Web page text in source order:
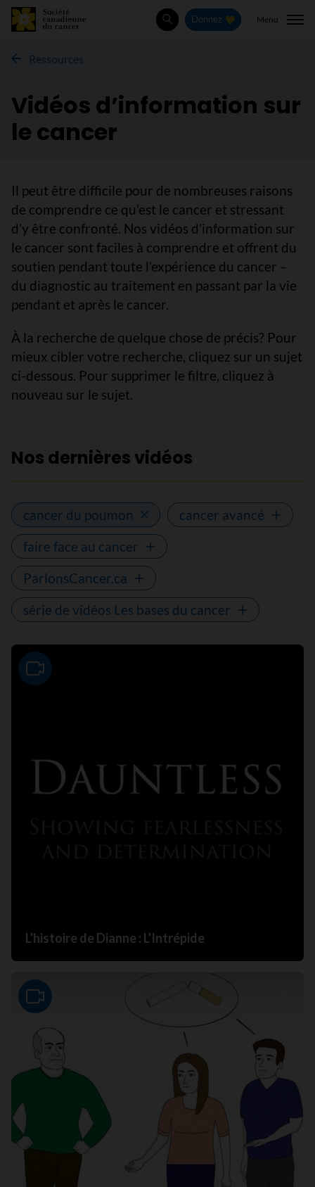
Rechercher
Donnez Menu
Ressources
Vidéos d’information sur
le cancer
Il peut être difficile pour de nombreuses raisons
de comprendre ce qu’est le cancer et stressant
d’y être confronté. Nos vidéos d’information sur
le cancer sont faciles à comprendre et offrent du
soutien pendant toute l’expérience du cancer –
du diagnostic au traitement en passant par la vie
pendant et après le cancer.
À la recherche de quelque chose de précis? Pour
mieux cibler votre recherche, cliquez sur un sujet
ci-dessous. Pour supprimer le filtre, cliquez à
nouveau sur le sujet.
Nos dernières vidéos
cancer du poumon
cancer avancé
faire face au cancer
ParlonsCancer.ca
série de vidéos Les bases du cancer
Video
L’histoire de Dianne : L’Intrépide
Video